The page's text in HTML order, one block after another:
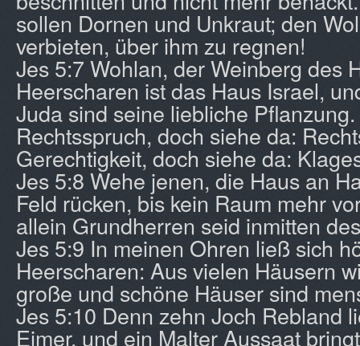
sollen Dornen und Unkraut; den
verbieten, über ihm zu regnen!
Jes 5:7 Wohlan, der Weinberg des
Heerscharen ist das Haus Israel,
Juda sind seine liebliche
Rechtsspruch, doch siehe da:
Gerechtigkeit, doch siehe da:
Jes 5:8 Wehe jenen, die Haus an
Feld rücken, bis kein Raum mehr
allein Grundherren seid inmitten
Jes 5:9 In meinen Ohren ließ sich
Heerscharen: Aus vielen Häusern
große und schöne Häuser sind
Jes 5:10 Denn zehn Joch Rebland
Eimer, und ein Malter Aussaat